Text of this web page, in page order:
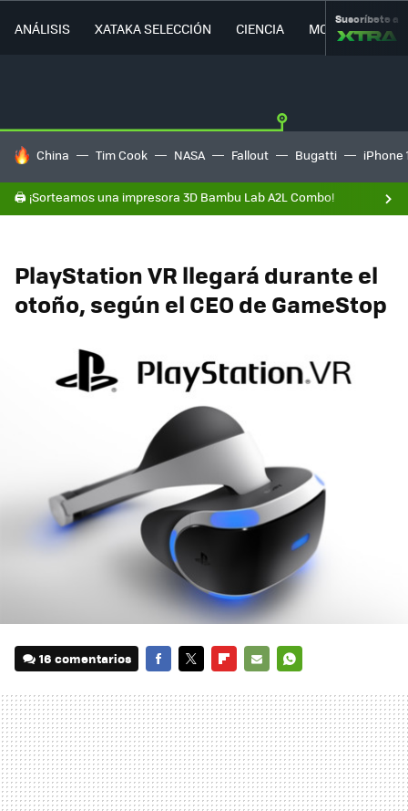
ANÁLISIS XATAKA SELECCIÓN CIENCIA MOVILIDAD
Suscríbete a
HOY SE HABLA DE
China Tim Cook NASA Fallout Bugatti iPhone
🖨️ ¡Sorteamos una impresora 3D Bambu Lab A2L Combo!
PlayStation VR llegará durante el
otoño, según el CEO de GameStop
16 comentarios
MAIL